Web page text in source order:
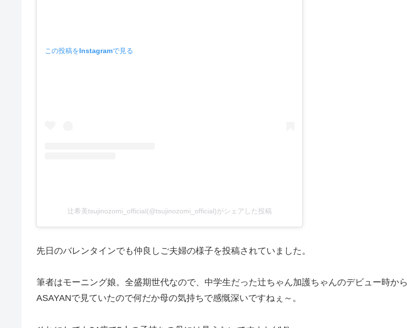
この投稿をInstagramで見る
辻希美tsujinozomi_official(@tsujinozomi_official)がシェアした投稿
先日のバレンタインでも仲良しご夫婦の様子を投稿されていました。
筆者はモーニング娘。全盛期世代なので、中学生だった辻ちゃん加護ちゃんのデビュー時から
ASAYANで見ていたので何だか母の気持ちで感慨深いですねぇ～。